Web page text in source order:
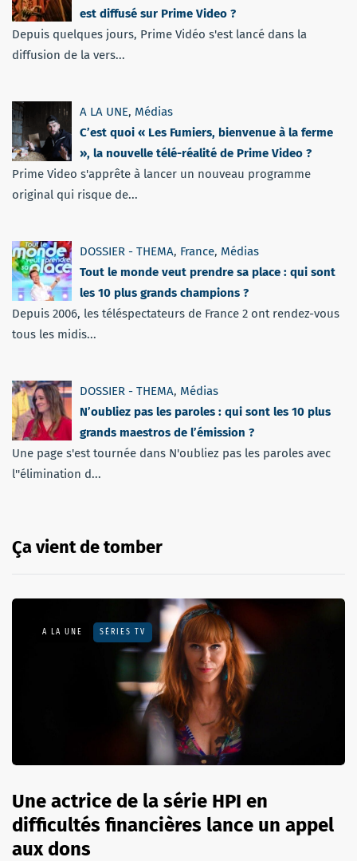
est diffusé sur Prime Video ?
Depuis quelques jours, Prime Vidéo s'est lancé dans la
diffusion de la vers...
A LA UNE, Médias
C’est quoi « Les Fumiers, bienvenue à la ferme
», la nouvelle télé-réalité de Prime Video ?
Prime Video s'apprête à lancer un nouveau programme
original qui risque de...
DOSSIER - THEMA, France, Médias
Tout le monde veut prendre sa place : qui sont
les 10 plus grands champions ?
Depuis 2006, les téléspectateurs de France 2 ont rendez-vous
tous les midis...
DOSSIER - THEMA, Médias
N’oubliez pas les paroles : qui sont les 10 plus
grands maestros de l’émission ?
Une page s'est tournée dans N'oubliez pas les paroles avec
l''élimination d...
Ça vient de tomber
A LA UNE SÉRIES TV
Une actrice de la série HPI en
difficultés financières lance un appel
aux dons